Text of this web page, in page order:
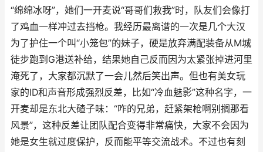
“绵绵冰呀”，她们一开麦说“哥哥们救我”时，队友们会像打
了鸡血一样冲过去挡枪。我经历最离谱的一次是几个大汉
为了护住一个叫“小笼包”的妹子，硬是放弃满配装备从M城
徒步跑到G港送补给，结果她自己反而因为太紧张掉进河里
淹死了，大家都沉默了一会儿然后笑出声。但也有美女玩
家的ID和声音形成强烈反差，比如“冷血魅影”这种名字，一
开麦却是东北大碴子味：“咋的兄弟，赶紧架枪啊别搁那看
风景”，这种反差让团队配合变得非常痛快，大家不会因为
她是女生就过度保护，反而能平等交流战术。不过也有刻